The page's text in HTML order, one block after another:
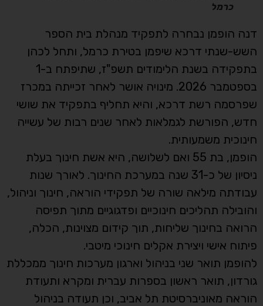
כרמל
דנה הופמן נבחרה לתפקיד מנהלת בית הספר
השש-שנתי דרכא שיפמן בטירת כרמל, ותחל לכהן
בתפקידה בשנת הלימודים תשפ"ז, שתיפתח ב-1
בספטמבר 2026. מינויה אושר לאחר זכייתה במכרז
שפרסמה רשת דרכא, והיא תחליף בתפקיד את שושי
חדש, הפורשת לגמלאות לאחר שנים רבות של עשייה
חינוכית משמעותית.
הופמן, בת 55 ואם לשלושה, היא אשת חינוך בעלת
ניסיון של כ-31 שנה במערכת החינוך. לאורך שנות
עבודתה מילאה שורה של תפקידי הוראה, חינוך וניהול,
והובילה תהליכים חינוכיים ופדגוגיים מתוך תפיסה
הרואה בחינוך שליחות, תוך קידום מצוינות, הכלה,
פיתוח אישי ויצירת אקלים חינוכי מיטבי.
להופמן תואר שני בניהול וארגון מערכות חינוך ממכללת
גורדון, תואר ראשון בספרות עברית ומקרא ותעודת
הוראה מאוניברסיטת תל אביב, וכן תעודה בניהול